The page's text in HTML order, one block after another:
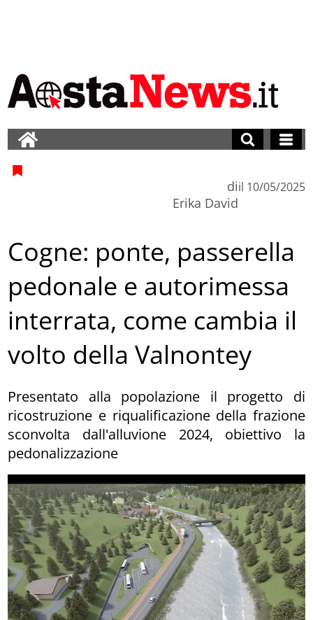
di
Erika David
il 10/05/2025
Cogne: ponte, passerella
pedonale e autorimessa
interrata, come cambia il
volto della Valnontey
Presentato alla popolazione il progetto di
ricostruzione e riqualificazione della frazione
sconvolta dall'alluvione 2024, obiettivo la
pedonalizzazione